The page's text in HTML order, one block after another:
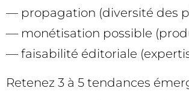
— propagation (diversité des
— monétisation possible
— faisabilité éditoriale
Retenez 3 à 5 tendances